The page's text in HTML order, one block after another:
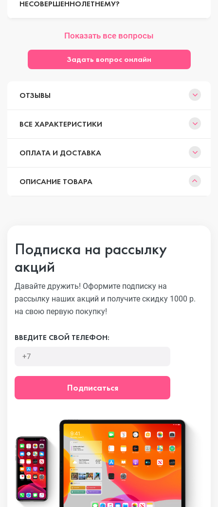
НЕСОВЕРШЕННОЛЕТНЕМУ?
Показать все вопросы
Задать вопрос онлайн
ОТЗЫВЫ
ВСЕ ХАРАКТЕРИСТИКИ
ОПЛАТА И ДОСТАВКА
ОПИСАНИЕ ТОВАРА
Подписка на рассылку
акций
Давайте дружить! Оформите подписку на
рассылку наших акций и получите скидку 1000 р.
на свою первую покупку!
ВВЕДИТЕ СВОЙ ТЕЛЕФОН:
Подписаться